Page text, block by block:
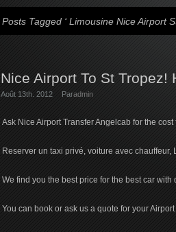
Posts Tagged ‘ Limousine Nice Airport
Nice Airport To St Tropez!
Août 13th. 2012 Paradmin
Ask Nice Airport Transfer Angelcab for the
Reserver un taxi privé, voiture avec
We find you the best price for the best car with
You can book or ask us a quote for your